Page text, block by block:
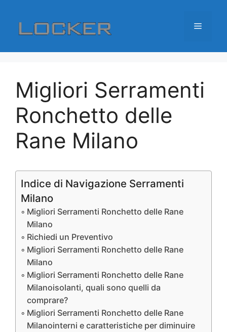
contenuto
Menu
Migliori Serramenti
Ronchetto delle
Rane Milano
Indice di Navigazione Serramenti
Milano
Migliori Serramenti Ronchetto delle Rane
Milano
Richiedi un Preventivo
Migliori Serramenti Ronchetto delle Rane
Milano
Migliori Serramenti Ronchetto delle Rane
Milanoisolanti, quali sono quelli da
comprare?
Migliori Serramenti Ronchetto delle Rane
Milanointerni e caratteristiche per diminuire